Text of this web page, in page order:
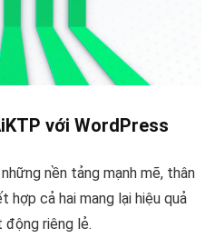
với WordPress
nền tảng mạnh mẽ, thân
hợp cả hai mang lại hiệu quả
động riêng lẻ.